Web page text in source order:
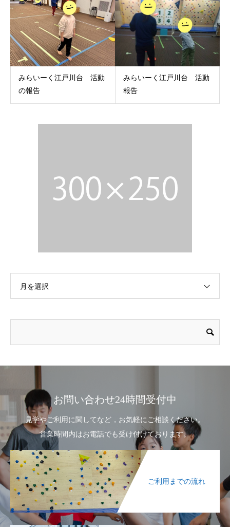
みらいーく江戸川台 活動
の報告
みらいーく江戸川台 活動
報告
月を選択
お問い合わせ24時間受付中
見学やご利用に関してなど，お気軽にご相談ください。
営業時間内はお電話でも受け付けております。
ご利用までの流れ